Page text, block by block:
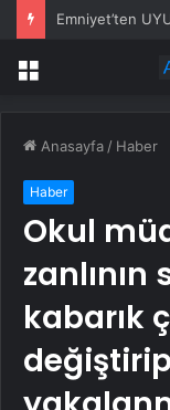
Sapanca
Menü
Anasayfa / Haber
Haber
Okul
zanlının
kabarık